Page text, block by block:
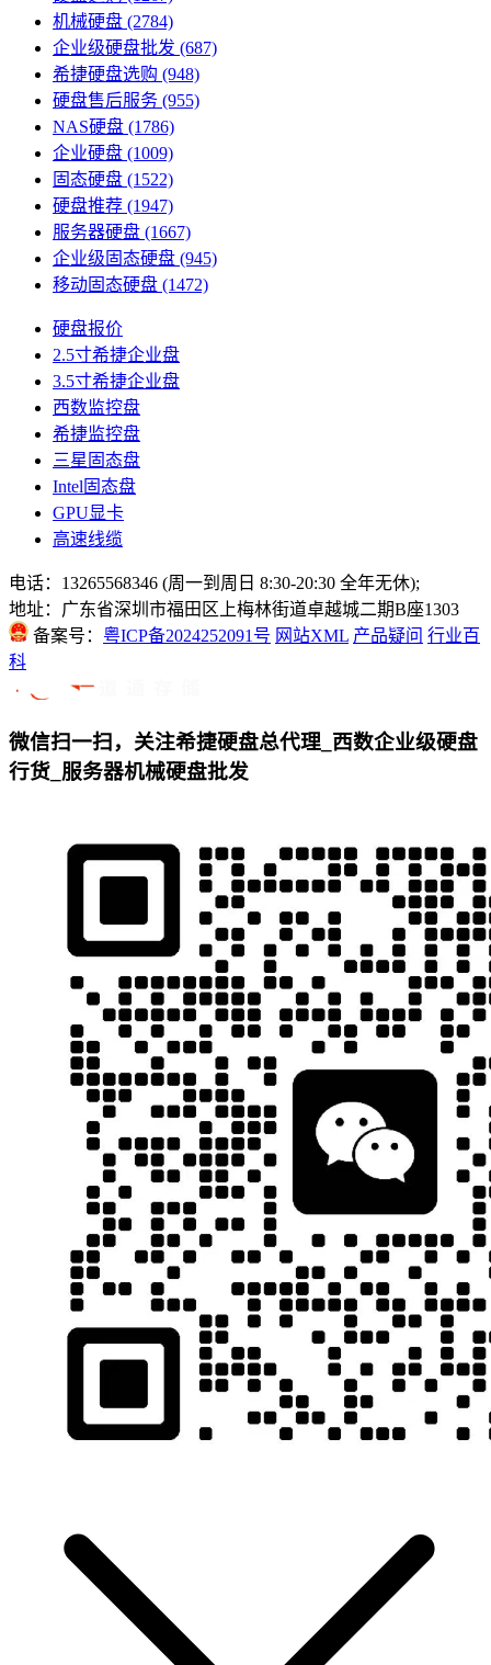
机械硬盘 (2784)
企业级硬盘批发 (687)
希捷硬盘选购 (948)
硬盘售后服务 (955)
NAS硬盘 (1786)
企业硬盘 (1009)
固态硬盘 (1522)
硬盘推荐 (1947)
服务器硬盘 (1667)
企业级固态硬盘 (945)
移动固态硬盘 (1472)
硬盘报价
2.5寸希捷企业盘
3.5寸希捷企业盘
西数监控盘
希捷监控盘
三星固态盘
Intel固态盘
GPU显卡
高速线缆
电话：13265568346 (周一到周日 8:30-20:30 全年无休);
地址：广东省深圳市福田区上梅林街道卓越城二期B座1303
备案号： 粤ICP备2024252091号 网站XML 产品疑问 行业百
科
微信扫一扫，关注希捷硬盘总代理_西数企业级硬盘
行货_服务器机械硬盘批发